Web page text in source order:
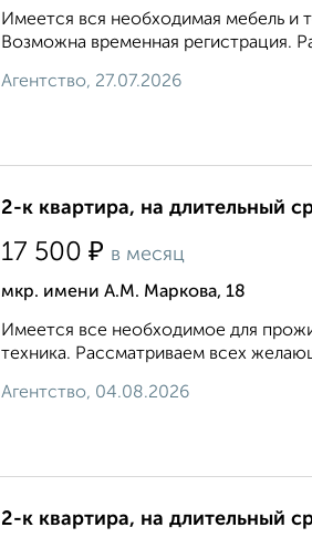
Имеется вся необходимая мебель и
Возможна временная регистрация.
Агентство, 27.07.2026
2-к квартира, на длительный
17 500 ₽ в месяц
мкр. имени А.М. Маркова, 18
Имеется все необходимое для
техника. Рассматриваем всех
Агентство, 04.08.2026
2-к квартира, на длительный